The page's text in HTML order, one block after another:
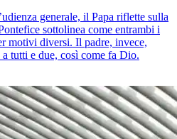
generale, il Papa riflette sulla
sottolinea come entrambi i
motivi diversi. Il padre, invece,
a tutti e due, così come fa Dio.